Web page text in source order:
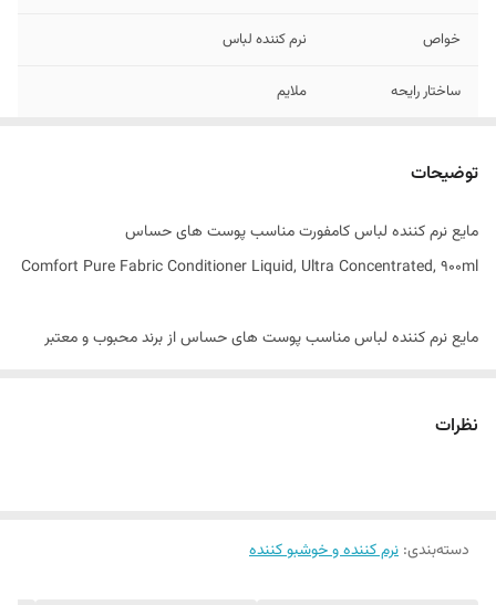
خواص نرم کننده لباس
ساختار رایحه ملایم
توضیحات
مایع نرم کننده لباس کامفورت مناسب پوست های حساس
Comfort Pure Fabric Conditioner Liquid, Ultra Concentrated, 900ml
مایع نرم کننده لباس مناسب پوست های حساس از برند محبوب و معتبر
رنگ و حفظ ظاهر لباس می گردد.
نظرات
دسته‌بندی: نرم کننده و خوشبو کننده